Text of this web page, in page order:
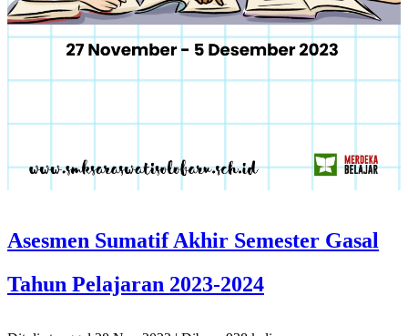
Asesmen Sumatif Akhir Semester Gasal
Tahun Pelajaran 2023-2024